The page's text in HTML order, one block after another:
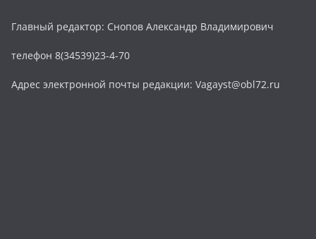
Главный редактор: Снопов Александр Владимирович
телефон 8(34539)23-4-70
Адрес электронной почты редакции: Vagayst@obl72.ru